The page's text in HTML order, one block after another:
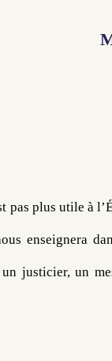
pas plus utile à
enseignera
justicier, un